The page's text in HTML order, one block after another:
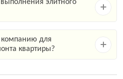
элитного
для
квартиры?